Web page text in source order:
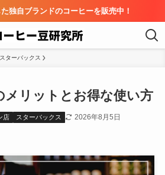
独自ブランドのコーヒーを販売中！
スターバックス
メリットとお得な使い方
店 スターバックス
2026年8月5日